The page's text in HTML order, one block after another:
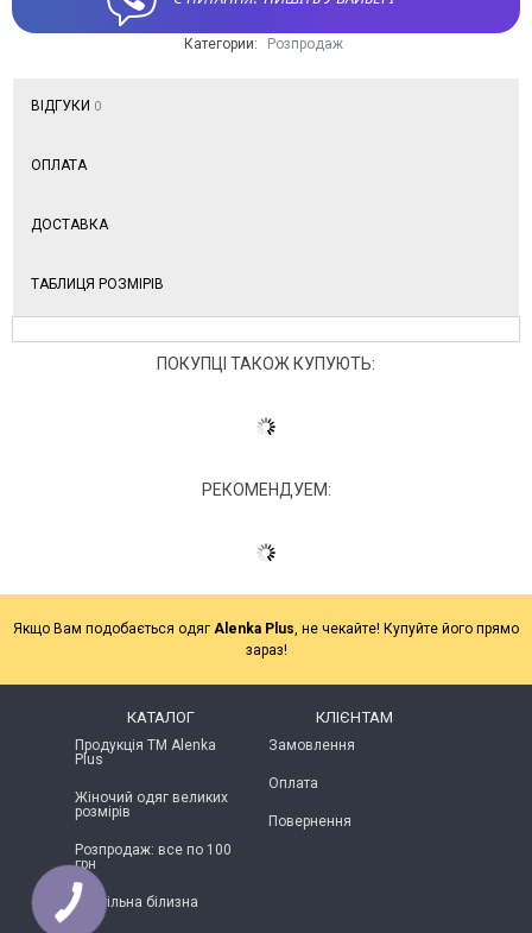
Категории: Розпродаж
ВІДГУКИ 0
ОПЛАТА
ДОСТАВКА
ТАБЛИЦЯ РОЗМІРІВ
ПОКУПЦІ ТАКОЖ КУПУЮТЬ:
РЕКОМЕНДУЕМ:
Якщо Вам подобається одяг Alenka Plus , не чекайте! Купуйте його прямо
зараз!
КАТАЛОГ
Продукція ТМ Alenka
Plus
Жіночий одяг великих
розмірів
Розпродаж: все по 100
грн
Постільна білизна
КЛІЄНТАМ
Замовлення
Оплата
Повернення